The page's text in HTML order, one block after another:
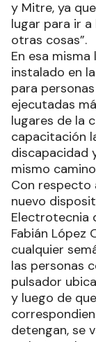
y Mitre, ya
lugar para ir
otras cosas”.
En esa misma
instalado en
para
ejecutadas
lugares de la
capacitación
discapacidad
mismo
Con respecto
nuevo
Electrotecnia
Fabián López
cualquier
las personas
pulsador
y luego de
detengan, se